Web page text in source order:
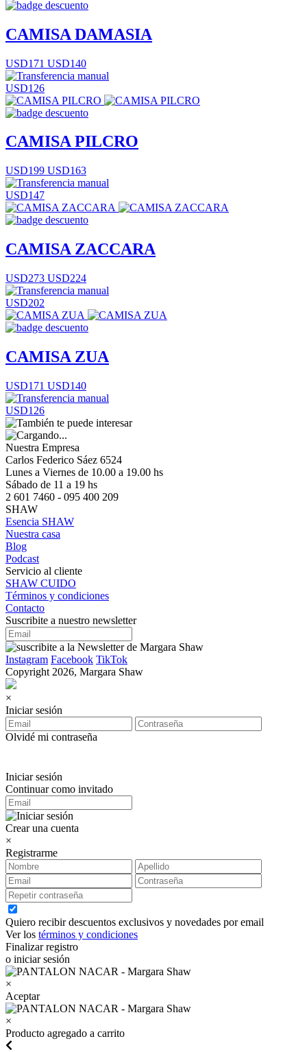
CAMISA DAMASIA
USD171 USD140
USD126
CAMISA PILCRO
USD199 USD163
USD147
CAMISA ZACCARA
USD273 USD224
USD202
CAMISA ZUA
USD171 USD140
USD126
Nuestra Empresa
Carlos Federico Sáez 6524
Lunes a Viernes de 10.00 a 19.00 hs
Sábado de 11 a 19 hs
2 601 7460 - 095 400 209
SHAW
Esencia SHAW
Nuestra casa
Blog
Podcast
Servicio al cliente
SHAW CUIDO
Términos y condiciones
Contacto
Suscribite a nuestro newsletter
Instagram Facebook TikTok
Copyright 2026, Margara Shaw
×
Iniciar sesión
Olvidé mi contraseña
Iniciar sesión
Continuar como invitado
Crear una cuenta
×
Registrarme
Quiero recibir descuentos exclusivos y novedades por email
Ver los términos y condiciones
Finalizar registro
o iniciar sesión
×
Aceptar
×
Producto agregado a carrito